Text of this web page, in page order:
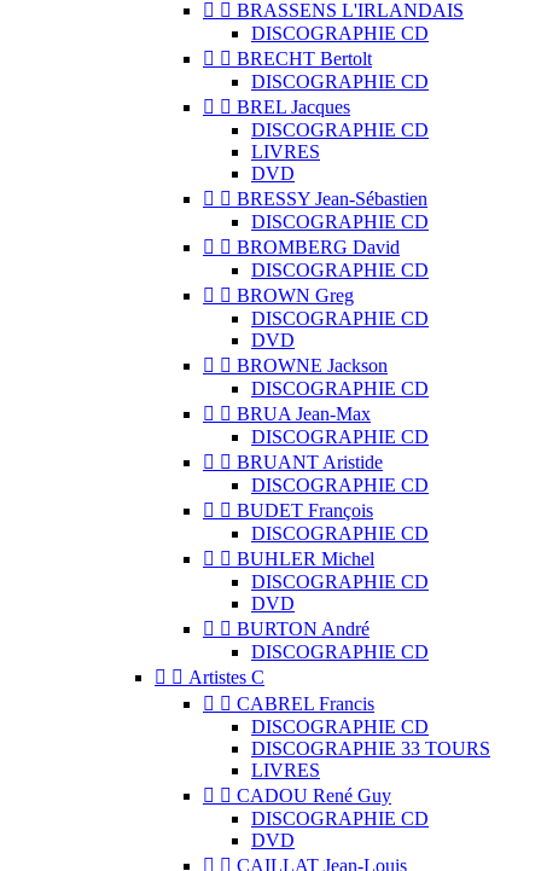
  BRASSENS L'IRLANDAIS
DISCOGRAPHIE CD
  BRECHT Bertolt
DISCOGRAPHIE CD
  BREL Jacques
DISCOGRAPHIE CD
LIVRES
DVD
  BRESSY Jean-Sébastien
DISCOGRAPHIE CD
  BROMBERG David
DISCOGRAPHIE CD
  BROWN Greg
DISCOGRAPHIE CD
DVD
  BROWNE Jackson
DISCOGRAPHIE CD
  BRUA Jean-Max
DISCOGRAPHIE CD
  BRUANT Aristide
DISCOGRAPHIE CD
  BUDET François
DISCOGRAPHIE CD
  BUHLER Michel
DISCOGRAPHIE CD
DVD
  BURTON André
DISCOGRAPHIE CD
  Artistes C
  CABREL Francis
DISCOGRAPHIE CD
DISCOGRAPHIE 33 TOURS
LIVRES
  CADOU René Guy
DISCOGRAPHIE CD
DVD
  CAILLAT Jean-Louis